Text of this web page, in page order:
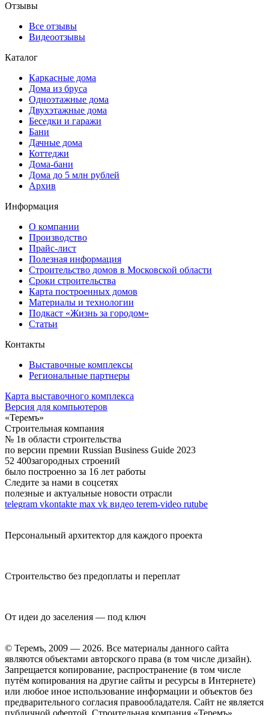
Отзывы
Все отзывы
Видеоотзывы
Каталог
Каркасные дома
Дома из бруса
Одноэтажные дома
Двухэтажные дома
Беседки и гаражи
Бани
Дачные дома
Коттеджи
Дома-бани
Дома до 5 млн рублей
Архив
Информация
О компании
Производство
Прайс-лист
Полезная информация
Строительство домов в Московской области
Сроки строительства
Карта построенных домов
Материалы и технологии
Подкаст «Жизнь за городом»
Статьи
Контакты
Выставочные комплексы
Региональные партнеры
Карта выставочного комплекса
Версия для компьютеров
«Теремъ»
Строительная компания
№ 1в области строительства
по версии премии Russian Business Guide 2023
52 400загородных строений
было построенно за 16 лет работы
Следите за нами в соцсетях
полезные и актуальные новости отрасли
telegram vkontakte max vk видео terem-video rutube
Персональный архитектор для каждого проекта
Строительство без предоплаты и переплат
От идеи до заселения — под ключ
© Теремъ, 2009 — 2026. Все материалы данного сайта
являются объектами авторского права (в том числе дизайн).
Запрещается копирование, распространение (в том числе
путём копирования на другие сайты и ресурсы в Интернете)
или любое иное использование информации и объектов без
предварительного согласия правообладателя. Cайт не является